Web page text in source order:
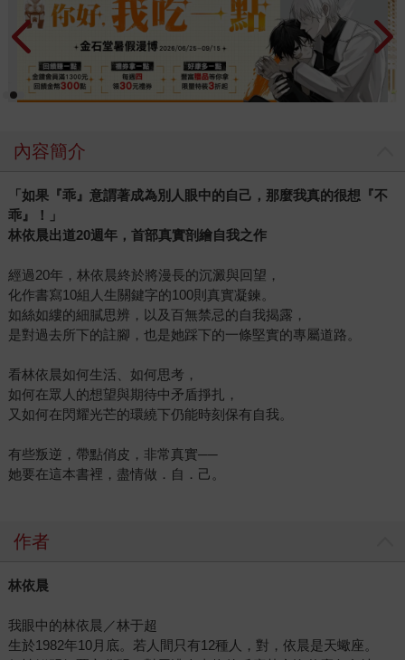
內容簡介
「如果『乖』意謂著成為別人眼中的自己，那麼我真的很想『不
乖』！」
林依晨出道20週年，首部真實剖繪自我之作
經過20年，林依晨終於將漫長的沉澱與回望，
化作書寫10組人生關鍵字的100則真實凝鍊。
如絲如縷的細膩思辨，以及百無禁忌的自我揭露，
是對過去所下的註腳，也是她踩下的一條堅實的專屬道路。
看林依晨如何生活、如何思考，
如何在眾人的想望與期待中矛盾掙扎，
又如何在閃耀光芒的環繞下仍能時刻保有自我。
有些叛逆，帶點俏皮，非常真實──
她要在這本書裡，盡情做．自．己。
作者
林依晨
我眼中的林依晨／林于超
生於1982年10月底。若人間只有12種人，對，依晨是天蠍座。